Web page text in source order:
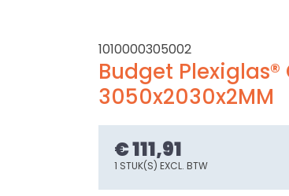
1010000305002
Budget
3050x2030x2MM
€ 111,91
1 STUK(S) EXCL. BTW